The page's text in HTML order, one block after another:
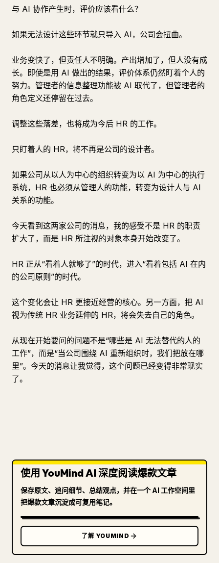
与 AI 协作产生时，评价应该看什么？
如果无法设计这些环节就只导入 AI，公司会扭曲。
业务变快了，但责任人不明确。产出增加了，但人没有成
长。即使是用 AI 做出的结果，评价体系仍然盯着个人的
努力。管理者的信息整理功能被 AI 取代了，但管理者的
角色定义还停留在过去。
调整这些落差，也将成为今后 HR 的工作。
只盯着人的 HR，将不再是公司的设计者。
如果公司从以人为中心的组织转变为以 AI 为中心的执行
系统，HR 也必须从管理人的功能，转变为设计人与 AI
关系的功能。
今天看到这两家公司的消息，我的感受不是 HR 的职责
扩大了，而是 HR 所注视的对象本身开始改变了。
HR 正从“看着人就够了”的时代，进入“看着包括 AI 在内
的公司原则”的时代。
这个变化会让 HR 更接近经营的核心。另一方面，把 AI
视为传统 HR 业务延伸的 HR，将会失去自己的角色。
从现在开始要问的问题不是“哪些是 AI 无法替代的人的
工作”，而是“当公司围绕 AI 重新组织时，我们把放在哪
里”。今天的消息让我觉得，这个问题已经变得非常现实
了。
使用 YouMind AI 深度阅读爆款文章
保存原文、追问细节、总结观点，并在一个 AI 工作空间里
把爆款文章沉淀成可复用笔记。
了解 YOUMIND